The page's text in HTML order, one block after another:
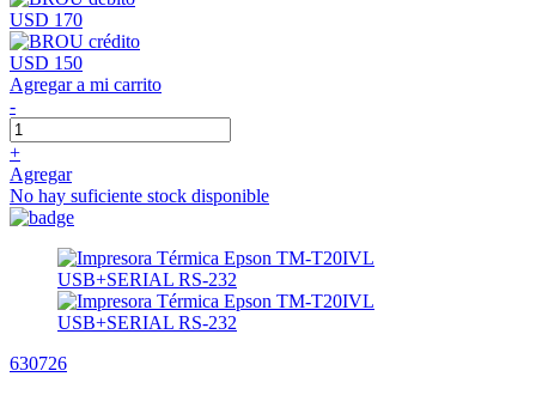
USD 170
USD 150
Agregar a mi carrito
-
+
Agregar
No hay suficiente stock disponible
630726